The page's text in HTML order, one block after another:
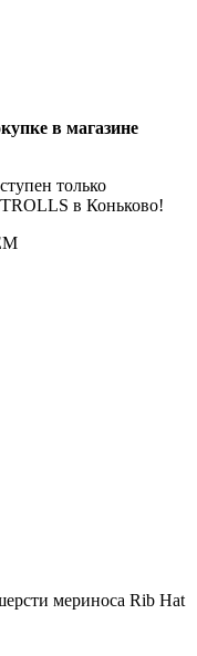
в магазине
только
в Коньково!
мериноса Rib Hat